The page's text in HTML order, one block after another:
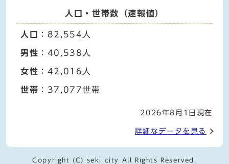
人口・世帯数（速報値）
人口 ：82,554人
男性 ：40,538人
女性 ：42,016人
世帯 ：37,077世帯
2026年8月1日現在
詳細なデータを見る
Copyright (C) seki city All Rights Reserved.